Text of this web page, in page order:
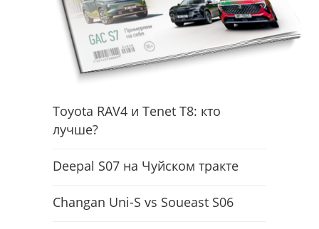
Toyota RAV4 и Tenet T8: кто
лучше?
Deepal S07 на Чуйском тракте
Changan Uni-S vs Soueast S06